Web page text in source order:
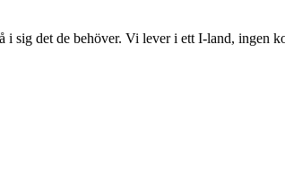
sig det de behöver. Vi lever i ett I-land, ingen